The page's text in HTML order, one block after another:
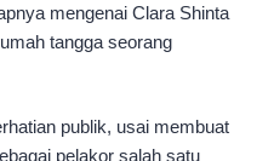
mengenai Clara Shinta
tangga seorang
publik, usai membuat
pelakor salah satu